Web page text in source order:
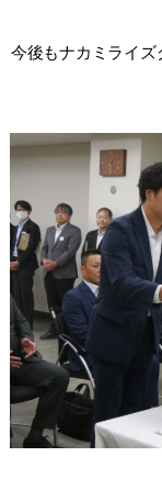
今後もナカミライズ